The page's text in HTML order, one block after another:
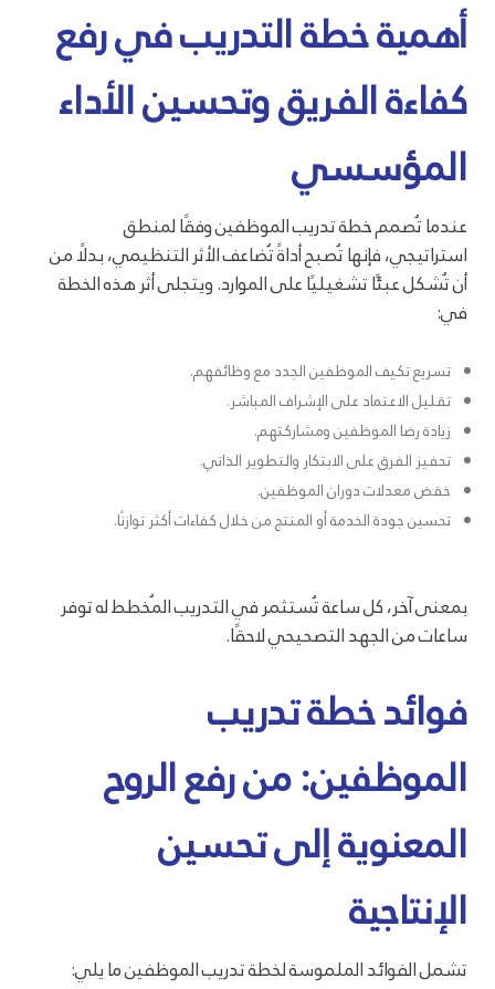
أهمية خطة التدريب في رفع
كفاءة الفريق وتحسين الأداء
المؤسسي
عندما تُصمم خطة تدريب الموظفين وفقًا لمنطق
استراتيجي، فإنها تُصبح أداةً تُضاعف الأثر التنظيمي، بدلًا من
أن تُشكل عبئًا تشغيليًا على الموارد. ويتجلى أثر هذه الخطة
في:
تسريع تكيف الموظفين الجدد مع وظائفهم.
تقليل الاعتماد على الإشراف المباشر.
زيادة رضا الموظفين ومشاركتهم.
تحفيز الفرق على الابتكار والتطوير الذاتي.
خفض معدلات دوران الموظفين.
تحسين جودة الخدمة أو المنتج من خلال كفاءات أكثر توازنًا.
بمعنى آخر، كل ساعة تُستثمر في التدريب المُخطط له توفر
ساعات من الجهد التصحيحي لاحقًا.
فوائد خطة تدريب
الموظفين: من رفع الروح
المعنوية إلى تحسين
الإنتاجية
تشمل الفوائد الملموسة لخطة تدريب الموظفين ما يلي: